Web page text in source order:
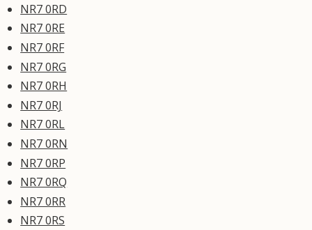
NR7 0RD
NR7 0RE
NR7 0RF
NR7 0RG
NR7 0RH
NR7 0RJ
NR7 0RL
NR7 0RN
NR7 0RP
NR7 0RQ
NR7 0RR
NR7 0RS